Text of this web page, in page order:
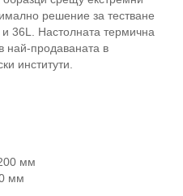
решение за тестване
36L. Настолната термична
най-продаваната в
институти.
мм
мм